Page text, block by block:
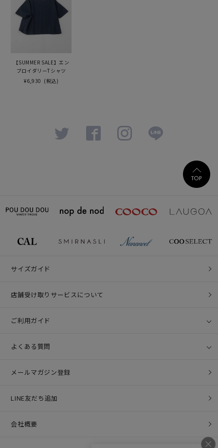
【SUMMER SALE】エン
ブロイダリーTシャツ
¥6,930 (税込)
サイズガイド
店舗受け取りサービスについて
ご利用ガイド
よくある質問
メールマガジン登録
LINE友だち追加
会社概要